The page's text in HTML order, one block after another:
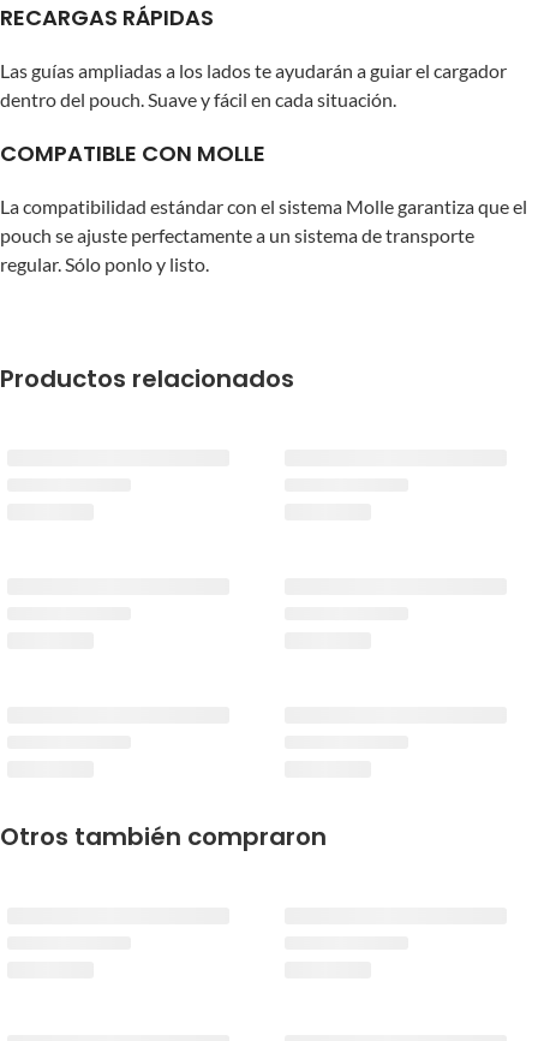
RECARGAS RÁPIDAS
Las guías ampliadas a los lados te ayudarán a guiar el cargador
dentro del pouch. Suave y fácil en cada situación.
COMPATIBLE CON MOLLE
La compatibilidad estándar con el sistema Molle garantiza que el
pouch se ajuste perfectamente a un sistema de transporte
regular. Sólo ponlo y listo.
Productos relacionados
Otros también compraron